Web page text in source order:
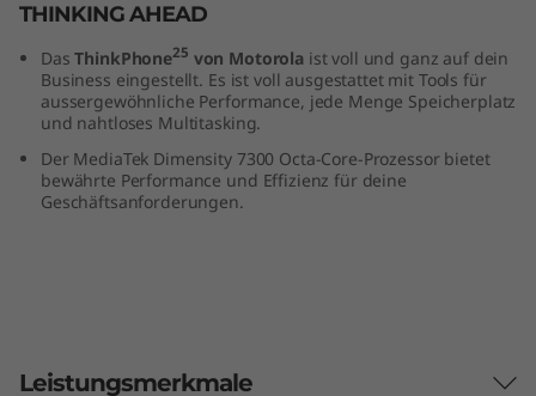
THINKING AHEAD
DasThinkPhone25 von Motorolaist voll und ganz auf dein
Business eingestellt. Es ist voll ausgestattet mit Tools für
aussergewöhnliche Performance, jede Menge Speicherplatz
und nahtloses Multitasking.
Der MediaTek Dimensity 7300 Octa-Core-Prozessor bietet
bewährte Performance und Effizienz für deine
Geschäftsanforderungen.
Leistungsmerkmale